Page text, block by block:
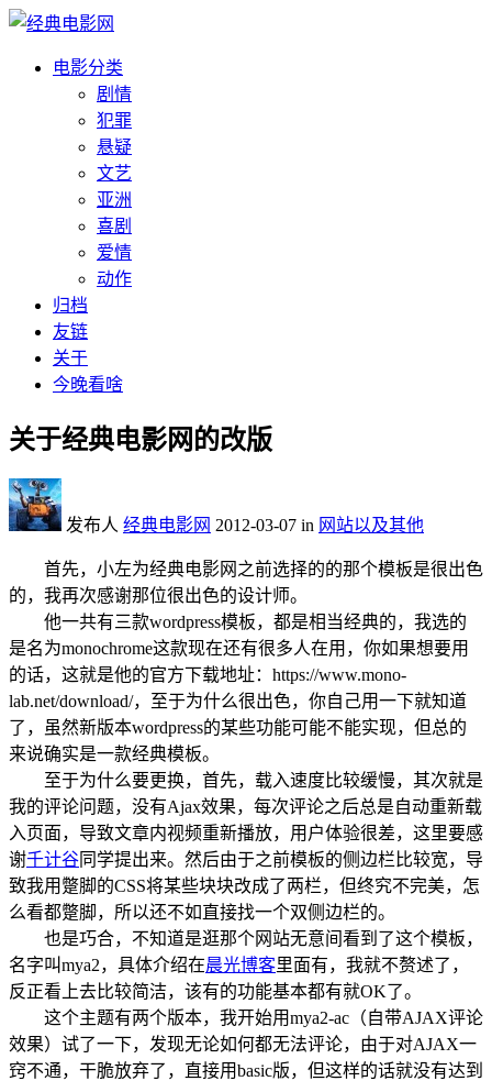
电影分类
剧情
犯罪
悬疑
文艺
亚洲
喜剧
爱情
动作
归档
友链
关于
今晚看啥
关于经典电影网的改版
发布人 经典电影网 2012-03-07 in 网站以及其他
首先，小左为经典电影网之前选择的的那个模板是很出色
的，我再次感谢那位很出色的设计师。
他一共有三款wordpress模板，都是相当经典的，我选的
是名为monochrome这款现在还有很多人在用，你如果想要用
的话，这就是他的官方下载地址：https://www.mono-
lab.net/download/，至于为什么很出色，你自己用一下就知道
了，虽然新版本wordpress的某些功能可能不能实现，但总的
来说确实是一款经典模板。
至于为什么要更换，首先，载入速度比较缓慢，其次就是
我的评论问题，没有Ajax效果，每次评论之后总是自动重新载
入页面，导致文章内视频重新播放，用户体验很差，这里要感
谢千计谷同学提出来。然后由于之前模板的侧边栏比较宽，导
致我用蹩脚的CSS将某些块块改成了两栏，但终究不完美，怎
么看都蹩脚，所以还不如直接找一个双侧边栏的。
也是巧合，不知道是逛那个网站无意间看到了这个模板，
名字叫mya2，具体介绍在晨光博客里面有，我就不赘述了，
反正看上去比较简洁，该有的功能基本都有就OK了。
这个主题有两个版本，我开始用mya2-ac（自带AJAX评论
效果）试了一下，发现无论如何都无法评论，由于对AJAX一
窍不通，干脆放弃了，直接用basic版，但这样的话就没有达到